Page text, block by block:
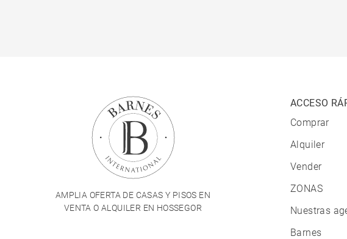
AMPLIA OFERTA DE CASAS Y PISOS EN
VENTA O ALQUILER EN HOSSEGOR
ACCESO
Comprar
Alquiler
Vender
ZONAS
Nuestras
Barnes